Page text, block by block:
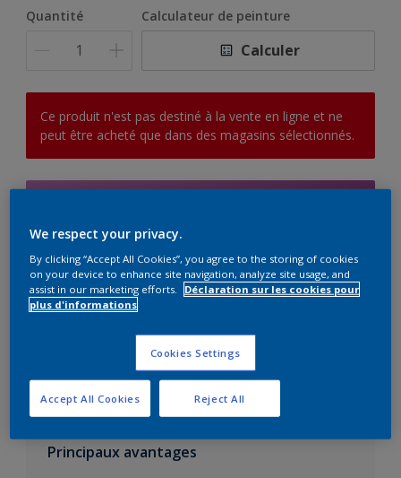
Quantité Calculateur de peinture
Calculer
Ce produit n'est pas destiné à la vente en ligne et ne
peut être acheté que dans des magasins sélectionnés.
Principaux avantages
We respect your privacy.
By clicking “Accept All Cookies”, you agree to the storing of cookies
on your device to enhance site navigation, analyze site usage, and
assist in our marketing efforts.
Déclaration sur les cookies pour
plus d'informations
Cookies Settings
Reject All
Accept All Cookies